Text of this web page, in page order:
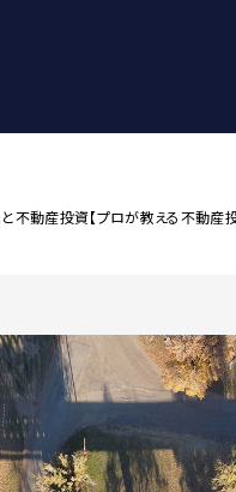
不動産投資【プロが教える不動産投